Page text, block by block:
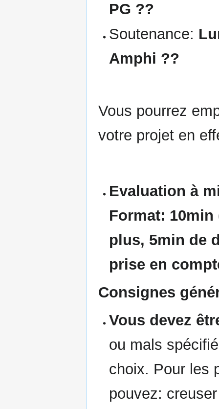
PG ??
Soutenance:
Amphi ??
Vous pourrez
votre projet en
Evaluation à
Format:
plus, 5min de
prise en
Consignes
Vous devez
ou mals
choix. Pour les
pouvez: